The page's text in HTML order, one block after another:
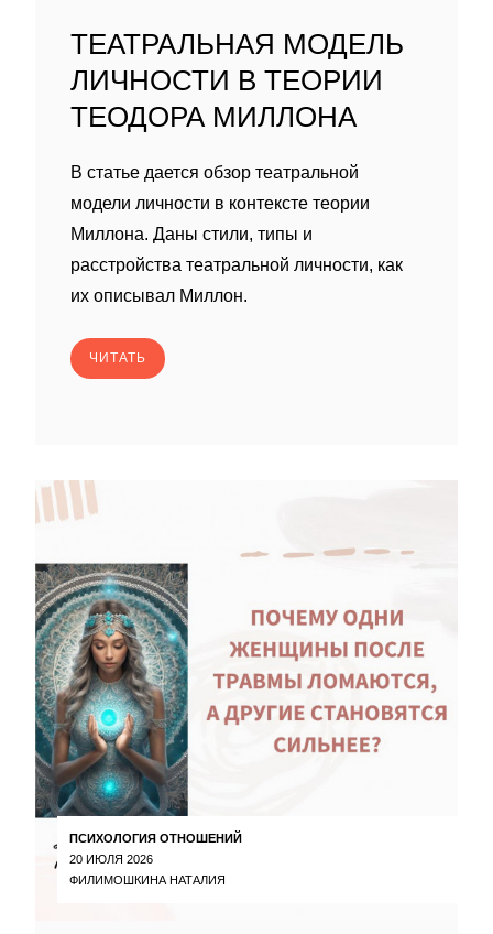
ТЕАТРАЛЬНАЯ МОДЕЛЬ
ЛИЧНОСТИ В ТЕОРИИ
ТЕОДОРА МИЛЛОНА
В статье дается обзор театральной
модели личности в контексте теории
Миллона. Даны стили, типы и
расстройства театральной личности, как
их описывал Миллон.
ЧИТАТЬ
ПСИХОЛОГИЯ ОТНОШЕНИЙ
20 ИЮЛЯ 2026
ФИЛИМОШКИНА НАТАЛИЯ